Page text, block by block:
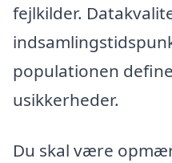
fejlkilder.
populationen
usikkerheder.
Du skal være